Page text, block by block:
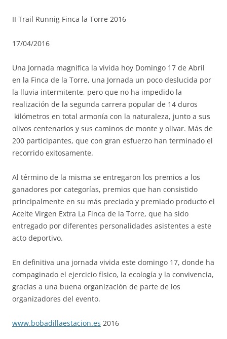
II Trail Runnig Finca la Torre 2016
17/04/2016
Una Jornada magnifica la vivida hoy Domingo 17 de Abril
en la Finca de la Torre, una Jornada un poco deslucida por
la lluvia intermitente, pero que no ha impedido la
realización de la segunda carrera popular de 14 duros
kilómetros en total armonía con la naturaleza, junto a sus
olivos centenarios y sus caminos de monte y olivar. Más de
200 participantes, que con gran esfuerzo han terminado el
recorrido exitosamente.
Al término de la misma se entregaron los premios a los
ganadores por categorías, premios que han consistido
principalmente en su más preciado y premiado producto el
Aceite Virgen Extra La Finca de la Torre, que ha sido
entregado por diferentes personalidades asistentes a este
acto deportivo.
En definitiva una jornada vivida este domingo 17, donde ha
compaginado el ejercicio físico, la ecología y la convivencia,
gracias a una buena organización de parte de los
organizadores del evento.
www.bobadillaestacion.es 2016